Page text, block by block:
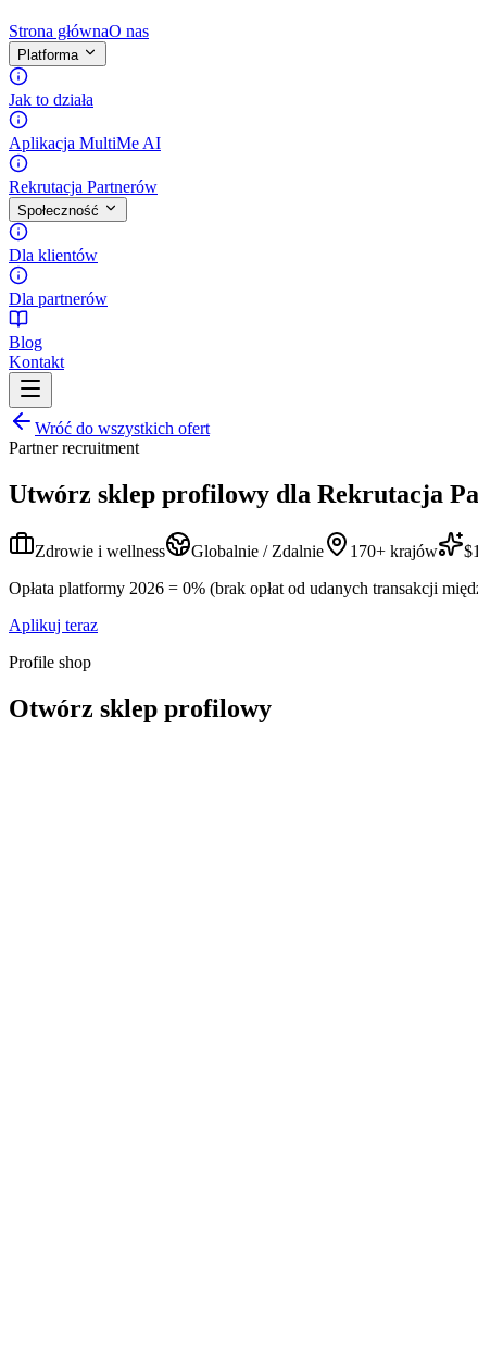
Strona głównaO nas
Platforma
Jak to działa
Aplikacja MultiMe AI
Rekrutacja Partnerów
Społeczność
Dla klientów
Dla partnerów
Blog
Kontakt
Wróć do wszystkich ofert
Partner recruitment
Utwórz sklep profilowy dla Rekrutacja
Zdrowie i wellness Globalnie / Zdalnie 170+ krajów
Opłata platformy 2026 = 0% (brak opłat od udanych transakcji
Aplikuj teraz
Profile shop
Otwórz sklep profilowy